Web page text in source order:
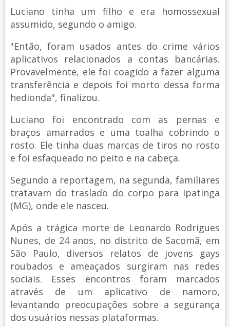
Luciano tinha um filho e era homossexual
assumido, segundo o amigo.
"Então, foram usados antes do crime vários
aplicativos relacionados a contas bancárias.
Provavelmente, ele foi coagido a fazer alguma
transferência e depois foi morto dessa forma
hedionda", finalizou.
Luciano foi encontrado com as pernas e
braços amarrados e uma toalha cobrindo o
rosto. Ele tinha duas marcas de tiros no rosto
e foi esfaqueado no peito e na cabeça.
Segundo a reportagem, na segunda, familiares
tratavam do traslado do corpo para Ipatinga
(MG), onde ele nasceu.
Após a trágica morte de Leonardo Rodrigues
Nunes, de 24 anos, no distrito de Sacomã, em
São Paulo, diversos relatos de jovens gays
roubados e ameaçados surgiram nas redes
sociais. Esses encontros foram marcados
através de um aplicativo de namoro,
levantando preocupações sobre a segurança
dos usuários nessas plataformas.